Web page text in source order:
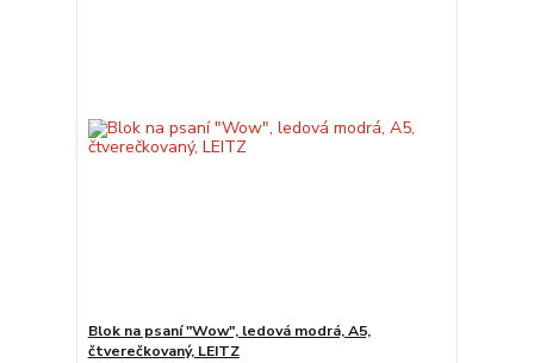
Blok na psaní "Wow", ledová modrá, A5,
čtverečkovaný, LEITZ